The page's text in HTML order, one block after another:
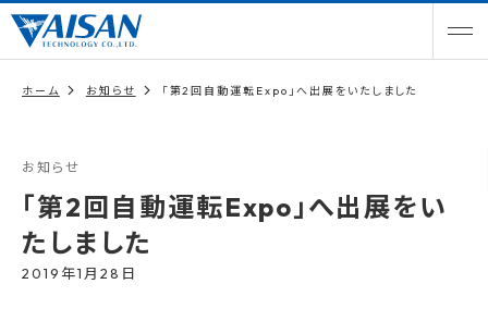
ホーム お知らせ 「第2回自動運転Expo」へ出展をいたしました
お知らせ
「第2回自動運転Expo」へ出展をい
たしました
2019年1月28日